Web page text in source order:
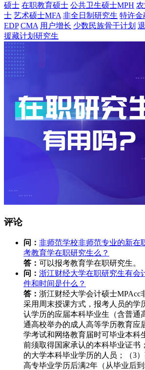
硕士 在职教育硕士 公共卫生硕士MPH
士 艺术硕士MFA 非全日制研究生 特许金
EDP CMA 用户增长 少数民族骨干计划
援藏计划研究生
评论
问： 非师范学校非师范专业的新在
考教育学在职研究生么？
答： 可以报考教育学在职研究生。
问： 浙江财经大学在职研究生有会
件和时间是什么？
答： 浙江财经大学会计硕士MPAcc
采用周末授课方式，报考人员的学
认学历的应届本科毕业生（含普通
通高校举办的成人高等学历教育应
学考试和网络教育届时可毕业本科
前须取得国家承认的本科毕业证书
的大学本科毕业学历的人员；（3
高专毕业学历后满2年（从毕业后